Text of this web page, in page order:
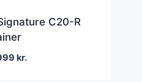
C20-R
kr.Den